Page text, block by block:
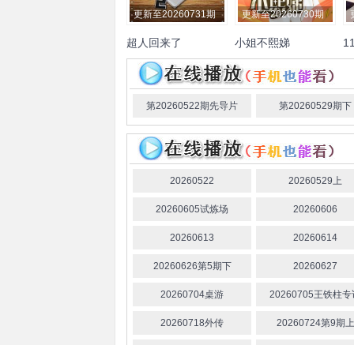
更新至20260731期
超人回来了
更新至20260730期
小姐不熙娣
徐熙娣
第20260522期先导片 第20260529期下
20260522 20260529上
20260605试炼场 20260606
20260613 20260614
20260626第5期下 20260627
20260704桌游 20260705王铁柱专
20260718外传 20260724第9期上